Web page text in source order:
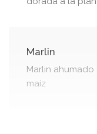
Marlin
Marlin
maíz